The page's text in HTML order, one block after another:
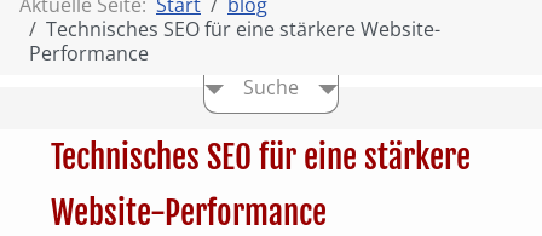
Technisches SEO für eine stärkere Website-
Performance
Suche
Technisches SEO für eine stärkere
Website-Performance